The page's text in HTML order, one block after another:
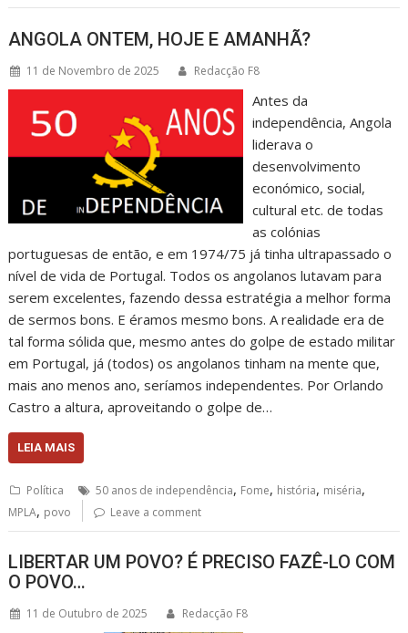
ANGOLA ONTEM, HOJE E AMANHÃ?
11 de Novembro de 2025 Redacção F8
Antes da
independência, Angola
liderava o
desenvolvimento
económico, social,
cultural etc. de todas
as colónias
portuguesas de então, e em 1974/75 já tinha ultrapassado o
nível de vida de Portugal. Todos os angolanos lutavam para
serem excelentes, fazendo dessa estratégia a melhor forma
de sermos bons. E éramos mesmo bons. A realidade era de
tal forma sólida que, mesmo antes do golpe de estado militar
em Portugal, já (todos) os angolanos tinham na mente que,
mais ano menos ano, seríamos independentes. Por Orlando
Castro a altura, aproveitando o golpe de…
LEIA MAIS
Política 50 anos de independência, Fome, história, miséria,
MPLA, povo Leave a comment
LIBERTAR UM POVO? É PRECISO FAZÊ-LO COM
O POVO…
11 de Outubro de 2025 Redacção F8